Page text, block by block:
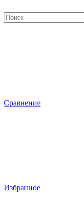
Сравнение
Избранное